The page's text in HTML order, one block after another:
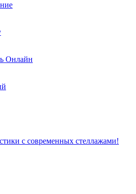
Онлайн
с современных стеллажами!